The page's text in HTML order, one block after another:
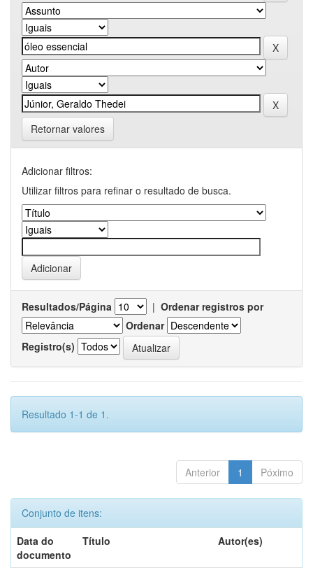
Retornar valores
Adicionar filtros:
Utilizar filtros para refinar o resultado de busca.
Resultados/Página | Ordenar registros por
Ordenar
Registro(s)
Resultado 1-1 de 1.
Anterior 1 Póximo
Conjunto de itens:
Data do
documento
Título Autor(es)